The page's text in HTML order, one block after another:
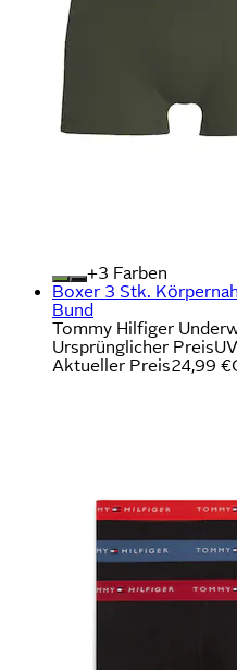
+
Farben
Boxer 3 Stk.
Bund
Tommy Hilfiger
Ursprünglicher Preis
Aktueller Preis24,99 €